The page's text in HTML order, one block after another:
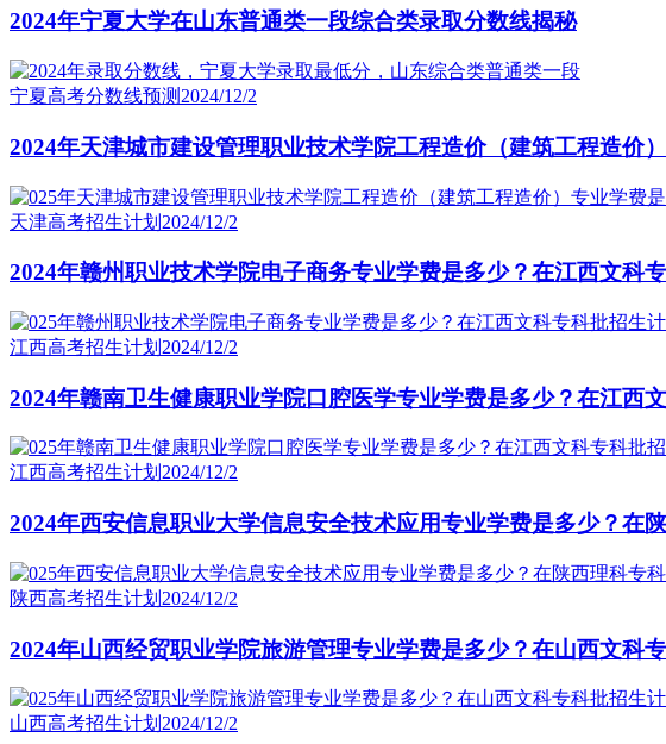
2024年宁夏大学在山东普通类一段综合类录取分数线揭秘
宁夏高考分数线预测 2024/12/2
2024年天津城市建设管理职业技术学院工程造价（建筑工程造价
天津高考招生计划 2024/12/2
2024年赣州职业技术学院电子商务专业学费是多少？在江西文科
江西高考招生计划 2024/12/2
2024年赣南卫生健康职业学院口腔医学专业学费是多少？在江西
江西高考招生计划 2024/12/2
2024年西安信息职业大学信息安全技术应用专业学费是多少？在
陕西高考招生计划 2024/12/2
2024年山西经贸职业学院旅游管理专业学费是多少？在山西文科
山西高考招生计划 2024/12/2